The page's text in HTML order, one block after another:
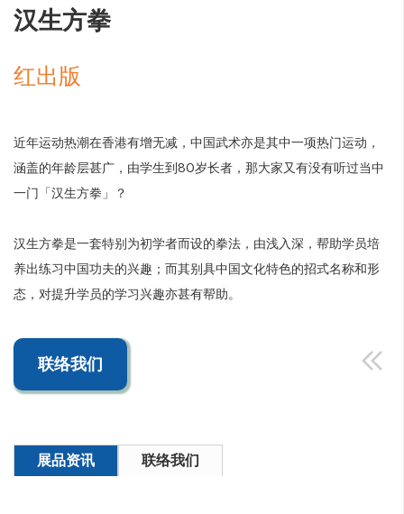
汉生方拳
红出版
近年运动热潮在香港有增无减，中国武术亦是其中一项热门运动，
涵盖的年龄层甚广，由学生到80岁长者，那大家又有没有听过当中
一门「汉生方拳」？
汉生方拳是一套特别为初学者而设的拳法，由浅入深，帮助学员培
养出练习中国功夫的兴趣；而其别具中国文化特色的招式名称和形
态，对提升学员的学习兴趣亦甚有帮助。
联络我们
展品资讯 联络我们